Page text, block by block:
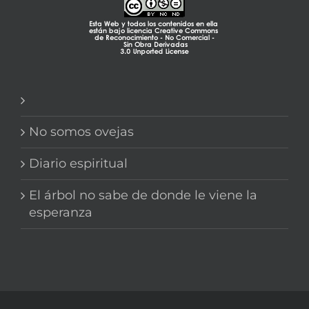
No somos ovejas
Diario espiritual
El árbol no sabe de donde le viene la
esperanza